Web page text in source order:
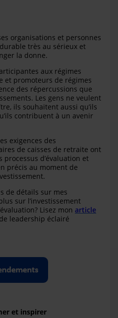
organisations et personnes
très au sérieux et
la donne.
aux régimes
et promoteurs de régimes
des répercussions que
Les gens ne veulent
ils souhaitent aussi qu’ils
contribuent à un avenir
exigences des
de caisses de retraite ont
d’évaluation et
précis au moment de
de détails sur mes
sur l’investissement
Lisez mon article
leadership éclairé
et inspirer